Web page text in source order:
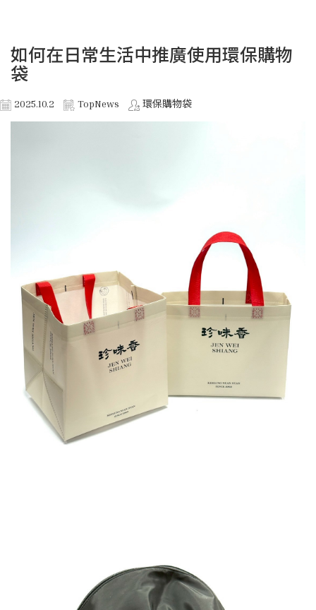
如何在日常生活中推廣使用環保購物
袋
2025.10.2 TopNews 環保購物袋